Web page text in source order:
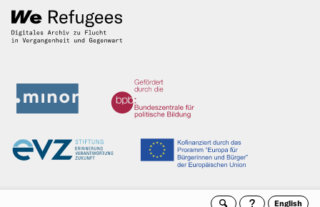
Suche
English